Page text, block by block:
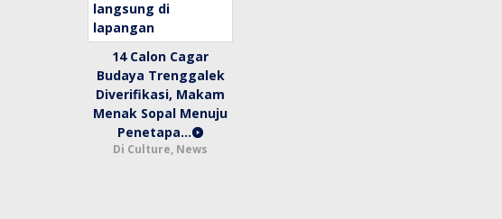
14 Calon Cagar
Budaya Trenggalek
Diverifikasi, Makam
Menak Sopal Menuju
Penetapa…
Di Culture, News